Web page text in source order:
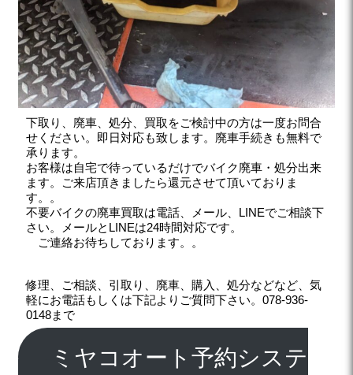
下取り、廃車、処分、買取をご検討中の方は一度お問合
せください。即日対応も致します。廃車手続きも無料で
承ります。
お客様は自宅で待っているだけでバイク廃車・処分出来
ます。ご来店頂きましたら還元させて頂いておりま
す。。
不要バイクの廃車買取は電話、メール、LINEでご相談下
さい。メールとLINEは24時間対応です。
ご連絡お待ちしております。。
修理、ご相談、引取り、廃車、購入、処分などなど、気
軽にお電話もしくは下記よりご質問下さい。078-936-
0148まで
ミヤコオート予約システ